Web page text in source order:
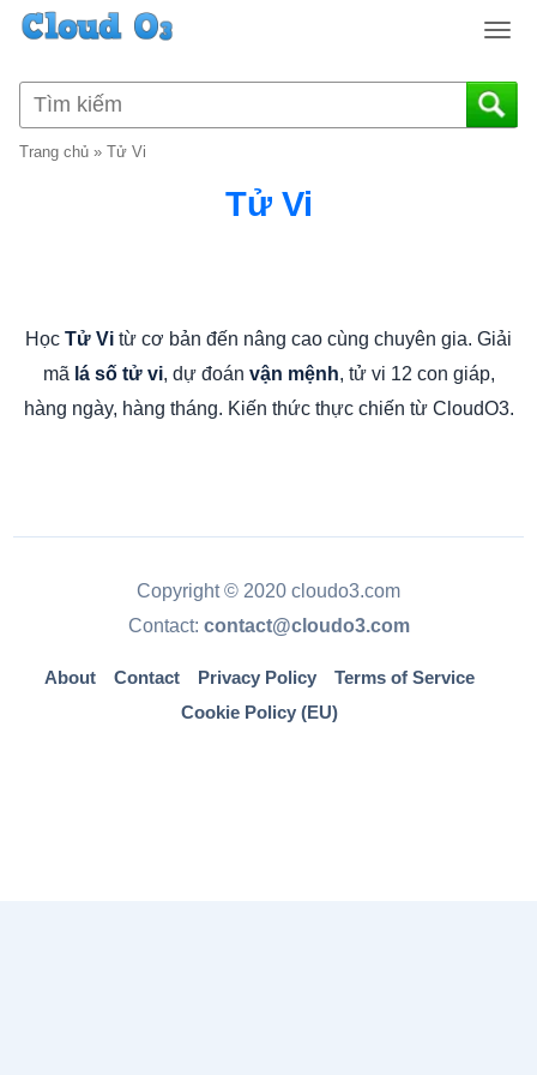
T
g
g
t
o
Trang chủ » Tử Vi
Tử Vi
Học Tử Vi từ cơ bản đến nâng cao cùng chuyên gia. Giải
mã lá số tử vi, dự đoán vận mệnh, tử vi 12 con giáp,
hàng ngày, hàng tháng. Kiến thức thực chiến từ CloudO3.
Copyright © 2020 cloudo3.com
Contact: contact@cloudo3.com
About Contact Privacy Policy
Terms of Service
Cookie Policy (EU)